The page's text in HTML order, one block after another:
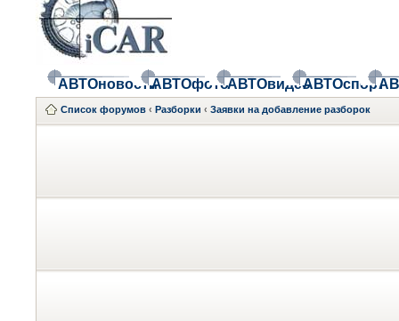
АВТОновостиАВТОфотоАВТОвидеоАВТОспорт
Список форумов ‹ Разборки ‹ Заявки на добавление разборок